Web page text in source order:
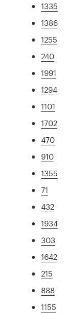
1335
1386
1255
240
1991
1294
1101
1702
470
910
1355
71
432
1934
303
1642
215
888
1155